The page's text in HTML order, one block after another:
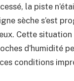
la piste
sèche s’est
Cette situation
d’humidité
conditions